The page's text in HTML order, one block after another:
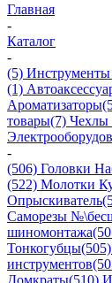
Главная
-
Каталог
-
(5)
(1)
Ароматизаторы
товары(7) Чехлы
-
(506) Головки
(522) Молотки
Опрыскиватель
Саморезы
шиномонтажа
Тонкогубцы
инструментов
Домкраты(510)